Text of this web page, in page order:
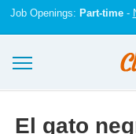
Job Openings: Part-time-
El gato